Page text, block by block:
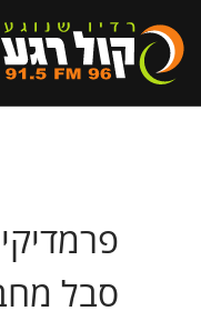
סבל